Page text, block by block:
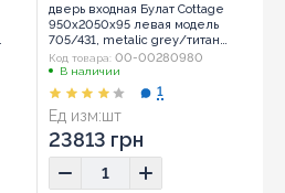
дверь входная Булат Cottage
950x2050x95 левая модель
705/431, metalic grey/титан
(0031)
Код товара: 00-00280980
В наличии
Ед изм:шт
1
23813 грн